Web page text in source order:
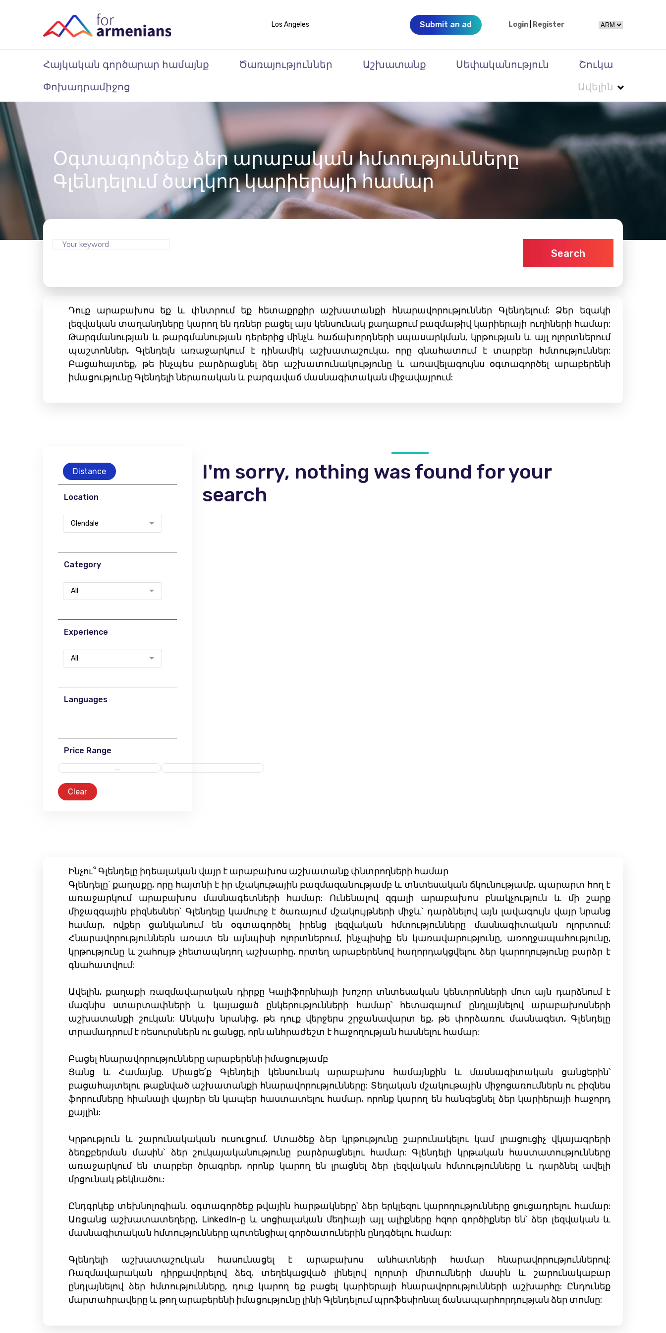
Los Angeles Submit an ad Login Register
Հայկական գործարար համայնք Ծառայություններ Աշխատանք Սեփականություն
Շուկա
Փոխադրամիջոց
Ավելին
Օգտագործեք ձեր արաբական հմտությունները
Գլենդելում ծաղկող կարիերայի համար
Search
Դուք արաբախոս եք և փնտրում եք հետաքրքիր աշխատանքի հնարավորություններ Գլենդելում: Ձեր եզակի
լեզվական տաղանդները կարող են դռներ բացել այս կենսունակ քաղաքում բազմաթիվ կարիերայի ուղիների համար:
Թարգմանության և թարգմանության դերերից մինչև հաճախորդների սպասարկման, կրթության և այլ ոլորտներում
պաշտոններ, Գլենդելն առաջարկում է դինամիկ աշխատաշուկա, որը գնահատում է տարբեր հմտություններ:
Բացահայտեք, թե ինչպես բարձրացնել ձեր աշխատունակությունը և առավելագույնս օգտագործել արաբերենի
իմացությունը Գլենդելի ներառական և բարգավաճ մասնագիտական ​​միջավայրում:
Distance
Location
Glendale
Category
All
Experience
All
Languages
Price Range
Clear
I'm sorry, nothing was found for your
search
Ինչու՞ Գլենդելը իդեալական վայր է արաբախոս աշխատանք փնտրողների համար
Գլենդելը՝ քաղաքը, որը հայտնի է իր մշակութային բազմազանությամբ և տնտեսական ճկունությամբ, պարարտ հող է
առաջարկում արաբախոս մասնագետների համար: Ունենալով զգալի արաբախոս բնակչություն և մի շարք
միջազգային բիզնեսներ՝ Գլենդելը կամուրջ է ծառայում մշակույթների միջև՝ դարձնելով այն լավագույն վայր նրանց
համար, ովքեր ցանկանում են օգտագործել իրենց լեզվական հմտությունները մասնագիտական ​​ոլորտում:
Հնարավորություններն առատ են այնպիսի ոլորտներում, ինչպիսիք են կառավարությունը, առողջապահությունը,
կրթությունը և շահույթ չհետապնդող աշխարհը, որտեղ արաբերենով հաղորդակցվելու ձեր կարողությունը բարձր է
գնահատվում:
Ավելին, քաղաքի ռազմավարական դիրքը Կալիֆորնիայի խոշոր տնտեսական կենտրոնների մոտ այն դարձնում է
մագնիս ստարտափների և կայացած ընկերությունների համար՝ հետագայում ընդլայնելով արաբախոսների
աշխատանքի շուկան: Անկախ նրանից, թե դուք վերջերս շրջանավարտ եք, թե փորձառու մասնագետ, Գլենդելը
տրամադրում է ռեսուրսներն ու ցանցը, որն անհրաժեշտ է հաջողության հասնելու համար:
Բացել հնարավորությունները արաբերենի իմացությամբ
Ցանց և Համայնք. Միացե՛ք Գլենդելի կենսունակ արաբախոս համայնքին և մասնագիտական ​​ցանցերին՝
բացահայտելու թաքնված աշխատանքի հնարավորությունները: Տեղական մշակութային միջոցառումներն ու բիզնես
ֆորումները հիանալի վայրեր են կապեր հաստատելու համար, որոնք կարող են հանգեցնել ձեր կարիերայի հաջորդ
քայլին:
Կրթություն և շարունակական ուսուցում. Մտածեք ձեր կրթությունը շարունակելու կամ լրացուցիչ վկայագրերի
ձեռքբերման մասին՝ ձեր շուկայականությունը բարձրացնելու համար: Գլենդելի կրթական հաստատությունները
առաջարկում են տարբեր ծրագրեր, որոնք կարող են լրացնել ձեր լեզվական հմտությունները և դարձնել ավելի
մրցունակ թեկնածու:
Ընդգրկեք տեխնոլոգիան. օգտագործեք թվային հարթակները՝ ձեր երկլեզու կարողությունները ցուցադրելու համար:
Առցանց աշխատատեղերը, LinkedIn-ը և սոցիալական մեդիայի այլ ալիքները հզոր գործիքներ են՝ ձեր լեզվական և
մասնագիտական ​​հմտությունները պոտենցիալ գործատուներին ընդգծելու համար:
Գլենդելի աշխատաշուկան հասունացել է արաբախոս անհատների համար հնարավորություններով:
Ռազմավարական դիրքավորելով ձեզ, տեղեկացված լինելով ոլորտի միտումների մասին և շարունակաբար
ընդլայնելով ձեր հմտությունները, դուք կարող եք բացել կարիերայի հնարավորությունների աշխարհը: Ընդունեք
մարտահրավերը և թող արաբերենի իմացությունը լինի Գլենդելում պրոֆեսիոնալ ճանապարհորդության ձեր տոմսը: